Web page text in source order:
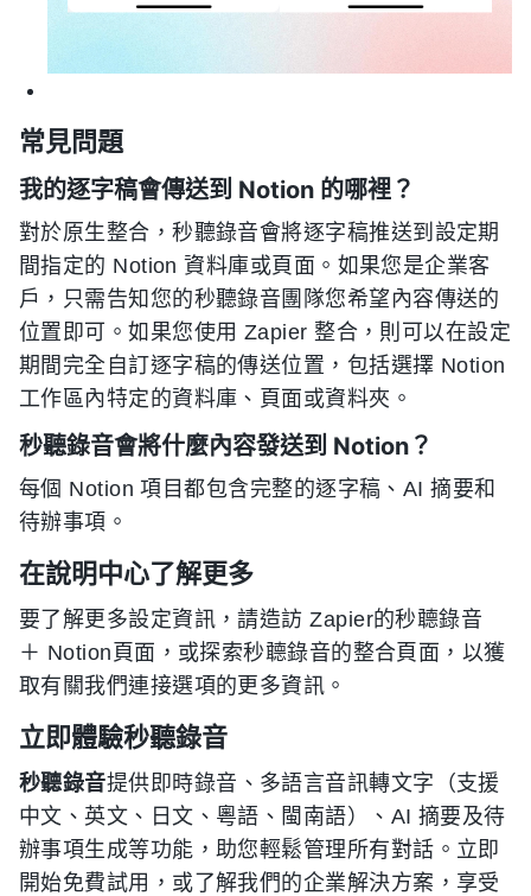
常見問題
我的逐字稿會傳送到 Notion 的哪裡？
對於原生整合，秒聽錄音會將逐字稿推送到設定期
間指定的 Notion 資料庫或頁面。如果您是企業客
戶，只需告知您的秒聽錄音團隊您希望內容傳送的
位置即可。如果您使用 Zapier 整合，則可以在設定
期間完全自訂逐字稿的傳送位置，包括選擇 Notion
工作區內特定的資料庫、頁面或資料夾。
秒聽錄音會將什麼內容發送到 Notion？
每個 Notion 項目都包含完整的逐字稿、AI 摘要和
待辦事項。
在說明中心了解更多
要了解更多設定資訊，請造訪Zapier的秒聼錄音
＋ Notion頁面 ，或探索秒聼錄音的整合頁面 ，以獲
取有關我們連接選項的更多資訊。
立即體驗秒聽錄音
秒聽錄音提供即時錄音、多語言音訊轉文字（支援
中文、英文、日文、粵語、閩南語）、AI 摘要及待
辦事項生成等功能，助您輕鬆管理所有對話。立即
開始免費試用，或了解我們的企業解決方案，享受